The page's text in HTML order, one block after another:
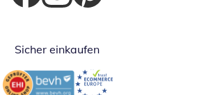
Öffnet in neuem Fenster
Öffnet in neuem Fenster
Öffnet in neuem Fenster
Sicher einkaufen